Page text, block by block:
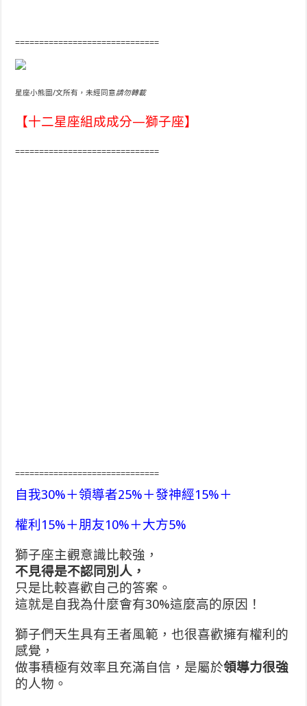
==============================
星座小熊圖/文所有，未經同意請勿轉載
【十二星座組成成分—獅子座】
==============================
==============================
自我30%＋領導者25%＋發神經15%＋
權利15%＋朋友10%＋大方5%
獅子座主觀意識比較強，
不見得是不認同別人，
只是比較喜歡自己的答案。
這就是自我為什麼會有30%這麼高的原因！
獅子們天生具有王者風範，也很喜歡擁有權利的
感覺，
做事積極有效率且充滿自信，是屬於領導力很強
的人物。